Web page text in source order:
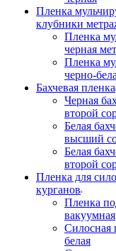
Пленка
клубники
Пленка
черная
Пленка
черно-
Бахчевая пленка
Черная
второй
Белая
высший
Белая
второй
Пленка для
курганов
Пленка
вакуумная
Силосная
белая